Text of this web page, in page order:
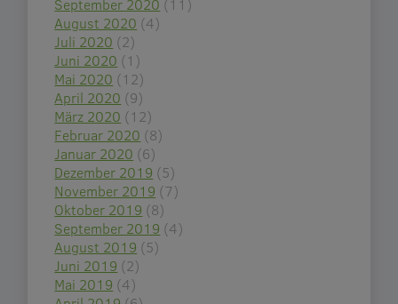
September 2020 (11)
August 2020 (4)
Juli 2020 (2)
Juni 2020 (1)
Mai 2020 (12)
April 2020 (9)
März 2020 (12)
Februar 2020 (8)
Januar 2020 (6)
Dezember 2019 (5)
November 2019 (7)
Oktober 2019 (8)
September 2019 (4)
August 2019 (5)
Juni 2019 (2)
Mai 2019 (4)